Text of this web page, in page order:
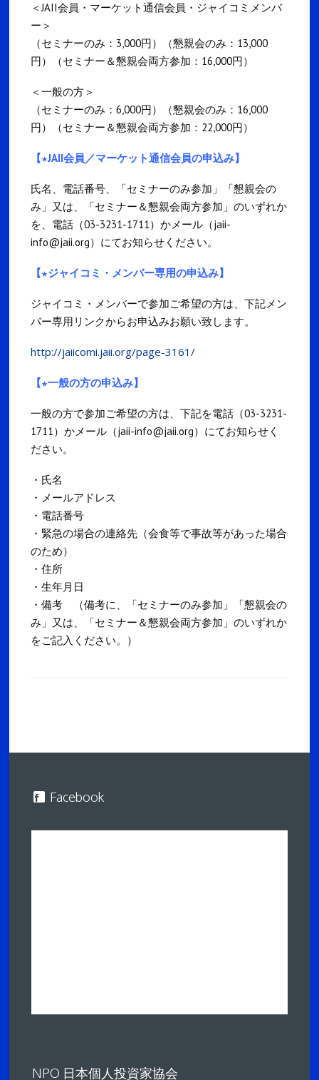
＜JAII会員・マーケット通信会員・ジャイコミメンバ
ー＞
（セミナーのみ：3,000円）（懇親会のみ：13,000
円）（セミナー＆懇親会両方参加：16,000円）
＜一般の方＞
（セミナーのみ：6,000円）（懇親会のみ：16,000
円）（セミナー＆懇親会両方参加：22,000円）
【★JAII会員／マーケット通信会員の申込み】
氏名、電話番号、「セミナーのみ参加」「懇親会の
み」又は、「セミナー＆懇親会両方参加」のいずれか
を、電話（03-3231-1711）かメール（jaii-
info@jaii.org）にてお知らせください。
【★ジャイコミ・メンバー専用の申込み】
ジャイコミ・メンバーで参加ご希望の方は、下記メン
バー専用リンクからお申込みお願い致します。
http://jaiicomi.jaii.org/page-3161/
【★一般の方の申込み】
一般の方で参加ご希望の方は、下記を電話（03-3231-
1711）かメール（jaii-info@jaii.org）にてお知らせく
ださい。
・氏名
・メールアドレス
・電話番号
・緊急の場合の連絡先（会食等で事故等があった場合
のため）
・住所
・生年月日
・備考 （備考に、「セミナーのみ参加」「懇親会の
み」又は、「セミナー＆懇親会両方参加」のいずれか
をご記入ください。）
Facebook
NPO 日本個人投資家協会